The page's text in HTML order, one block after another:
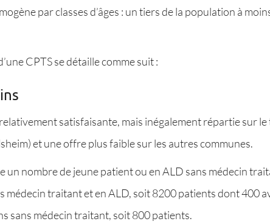
par classes d’âges : un tiers de la population à
CPTS se détaille comme suit :
satisfaisante, mais inégalement répartie sur
et une offre plus faible sur les autres communes.
un nombre de jeune patient ou en ALD sans médecin
traitant et en ALD, soit 8200 patients dont 400
sans médecin traitant, soit 800 patients.